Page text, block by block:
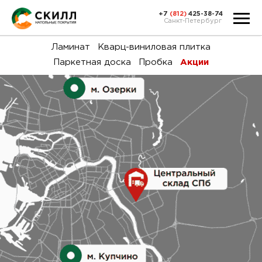
и
+7 (812) 425-38-74
Санкт-Петербург
Ламинат
Кварц-виниловая плитка
Паркетная доска
Пробка Акции